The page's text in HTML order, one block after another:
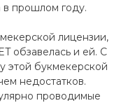
в прошлом году.
лицензии,
обзавелась и ей. С
этой букмекерской
недостатков.
проводимые